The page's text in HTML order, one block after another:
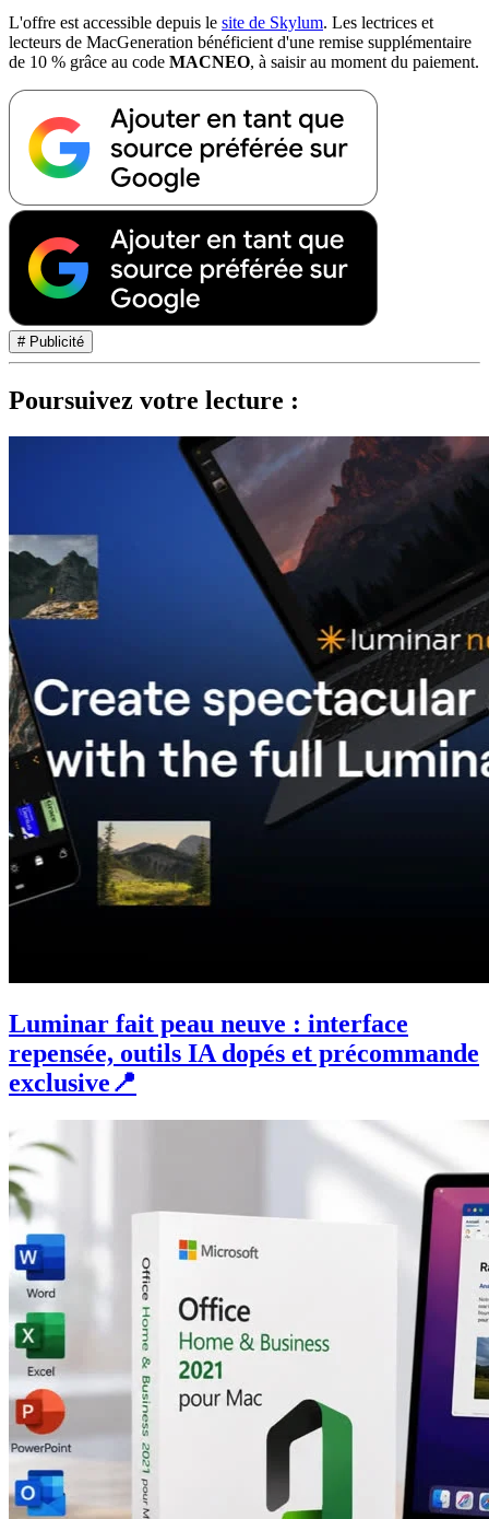
L'offre est accessible depuis le site de Skylum. Les lectrices et
lecteurs de MacGeneration bénéficient d'une remise supplémentaire
de 10 % grâce au code MACNEO, à saisir au moment du paiement.
# Publicité
Poursuivez votre lecture :
Luminar fait peau neuve : interface
repensée, outils IA dopés et précommande
exclusive📍